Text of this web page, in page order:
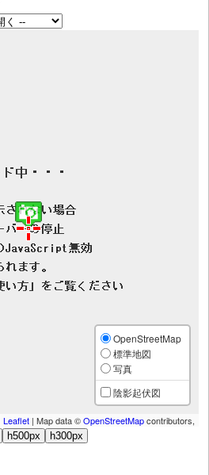
OpenStreetMap
標準地図
写真
陰影起伏図
Leaflet | Map data ©OpenStreetMapcontributors,
h500px h300px